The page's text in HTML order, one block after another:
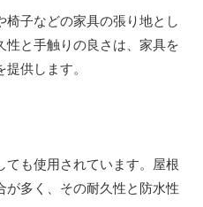
椅子などの家具の張り地とし
性と手触りの良さは、家具を
供します。
ても使用されています。屋根
が多く、その耐久性と防水性